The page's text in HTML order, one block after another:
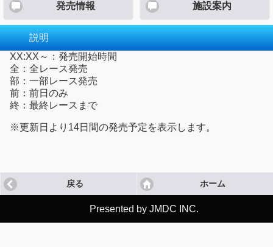
発売情報 施設案内
説明
XX:XX～：発売開始時間
全：全レース発売
部：一部レース発売
前：前日のみ
終：最終レースまで
※更新日より14日間の発売予定を表示します。
戻る ホーム
Presented by JMDC INC.